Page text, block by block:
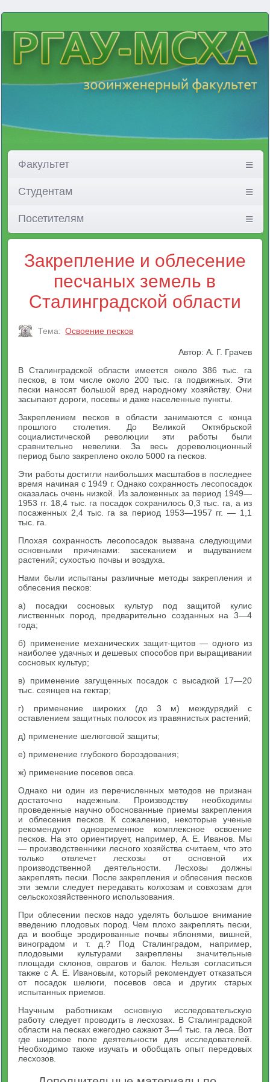
Факультет
Студентам
Посетителям
Закрепление и облесение
песчаных земель в
Сталинградской области
Тема: Освоение песков
Автор: А. Г. Грачев
В Сталинградской области имеется около 386 тыс. га
песков, в том числе около 200 тыс. га подвижных. Эти
пески наносят большой вред народному хозяйству. Они
засыпают дороги, посевы и даже населенные пункты.
Закреплением песков в области занимаются с конца
прошлого столетия. До Великой Октябрьской
социалистической революции эти работы были
сравнительно невелики. За весь дореволюционный
период было закреплено около 5000 га песков.
Эти работы достигли наибольших масштабов в последнее
время начиная с 1949 г. Однако сохранность лесопосадок
оказалась очень низкой. Из заложенных за период 1949—
1953 гг. 18,4 тыс. га посадок сохранилось 0,3 тыс. га, а из
посаженных 2,4 тыс. га за период 1953—1957 гг. — 1,1
тыс. га.
Плохая сохранность лесопосадок вызвана следующими
основными причинами: засеканием и выдуванием
растений; сухостью почвы и воздуха.
Нами были испытаны различные методы закрепления и
облесения песков:
а) посадки сосновых культур под защитой кулис
лиственных пород, предварительно созданных на 3—4
года;
б) применение механических защит-щитов — одного из
наиболее удачных и дешевых способов при выращивании
сосновых культур;
в) применение загущенных посадок с высадкой 17—20
тыс. сеянцев на гектар;
г) применение широких (до 3 м) междурядий с
оставлением защитных полосок из травянистых растений;
д) применение шелюговой защиты;
е) применение глубокого бороздования;
ж) применение посевов овса.
Однако ни один из перечисленных методов не признан
достаточно надежным. Производству необходимы
проведенные научно обоснованные приемы закрепления
и облесения песков. К сожалению, некоторые ученые
рекомендуют одновременное комплексное освоение
песков. На это ориентирует, например, А. Е. Иванов. Мы
— производственники лесного хозяйства считаем, что это
только отвлечет лесхозы от основной их
производственной деятельности. Лесхозы должны
закреплять пески. После закрепления и облесения песков
эти земли следует передавать колхозам и совхозам для
сельскохозяйственного использования.
При облесении песков надо уделять большое внимание
введению плодовых пород. Чем плохо закреплять пески,
да и вообще эродированные почвы яблонями, вишней,
виноградом и т. д.? Под Сталинградом, например,
плодовыми культурами закреплены значительные
площади склонов, оврагов и балок. Нельзя согласиться
также с А. Е. Ивановым, который рекомендует отказаться
от посадок шелюги, посевов овса и других старых
испытанных приемов.
Научным работникам основную исследовательскую
работу следует проводить в лесхозах. В Сталинградской
области на песках ежегодно сажают 3—4 тыс. га леса. Вот
где широкое поле деятельности для исследователей.
Необходимо также изучать и обобщать опыт передовых
лесхозов.